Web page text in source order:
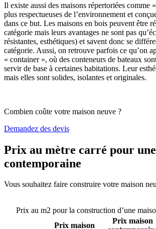
Il existe aussi des maisons répertoriées comme
plus respectueuses de l’environnement et
dans ce but. Les maisons en bois peuvent être
catégorie mais leurs avantages ne sont pas
résistantes, esthétiques) et savent donc se
catégorie. Aussi, on retrouve parfois ce qu’on
« container », où des conteneurs de bateaux
servir de base à certaines habitations. Leur
mais elles sont solides, isolantes et originales.
Combien coûte votre maison neuve ?
Demandez des devis
Prix au mètre carré pour
contemporaine
Vous souhaitez faire construire votre maison
Prix au m2 pour la construction d’une
Prix maison
Prix maison